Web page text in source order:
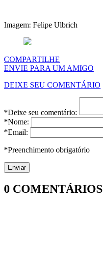
Imagem: Felipe Ulbrich
COMPARTILHE
ENVIE PARA UM AMIGO
DEIXE SEU COMENTÁRIO
*Deixe seu comentário:
*Nome:
*Email:
*Preenchimento obrigatório
0 COMENTÁRIOS